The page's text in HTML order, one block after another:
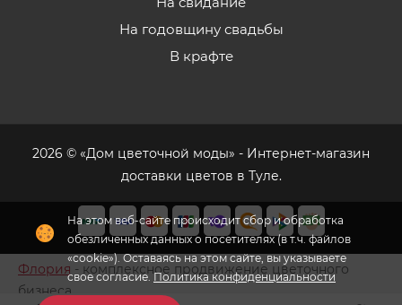
На этом веб-сайте происходит сбор и обработка
обезличенных данных о посетителях (в т.ч. файлов
«cookie»). Оставаясь на этом сайте, вы указываете
свое согласие.Политика конфиденциальности
На годовщину свадьбы
В крафте
2026 © «Дом цветочной моды» - Интернет-магазин
доставки цветов в Туле.
Флория - комплексное продвижение цветочного
бизнеса